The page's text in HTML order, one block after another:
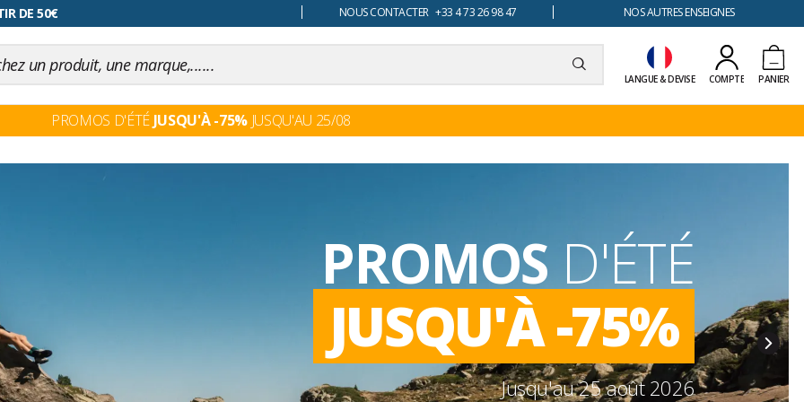
changer d'avis NOUS CONTACTER +33 4 73 26 98 47 NOS AUTRES ENSEIGNES
LANGUE & DEVISE COMPTE PANIER
PROMOS D'ÉTÉ JUSQU'À -75%JUSQU'AU 25/08
en exclusivité.